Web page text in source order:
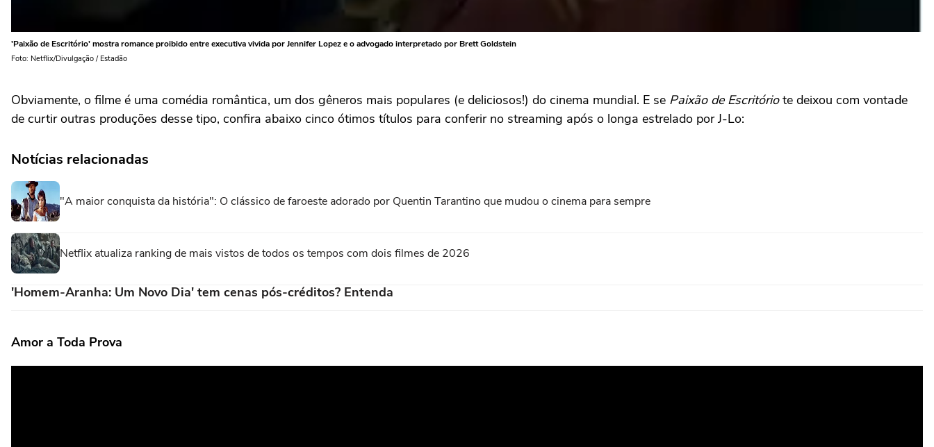
'Paixão de Escritório' mostra romance proibido entre executiva vivida por Jennifer Lopez e o advogado interpretado por Brett Goldstein
Foto: Netflix/Divulgação / Estadão
Obviamente, o filme é uma comédia romântica, um dos gêneros mais populares (e deliciosos!) do cinema mundial. E se Paixão de Escritóriote deixou com vontade
de curtir outras produções desse tipo, confira abaixo cinco ótimos títulos para conferir no streaming após o longa estrelado por J-Lo:
Notícias relacionadas
"A maior conquista da história": O clássico de faroeste adorado por Quentin Tarantino que mudou o cinema para sempre
Netflix atualiza ranking de mais vistos de todos os tempos com dois filmes de 2026
'Homem-Aranha: Um Novo Dia' tem cenas pós-créditos? Entenda
Amor a Toda Prova